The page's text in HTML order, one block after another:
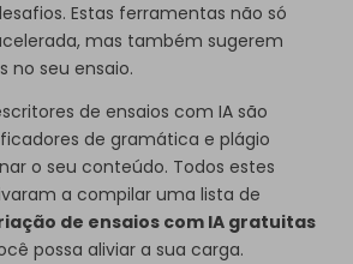
Estas ferramentas não só
mas também sugerem
no seu ensaio.
de ensaios com IA são
de gramática e plágio
o seu conteúdo. Todos estes
a compilar uma lista de
de ensaios com IA gratuitas
possa aliviar a sua carga.